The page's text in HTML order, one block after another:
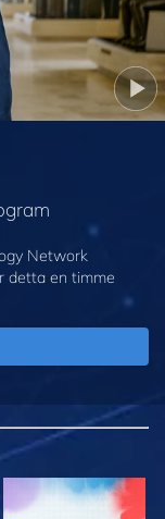
Network
detta en timme